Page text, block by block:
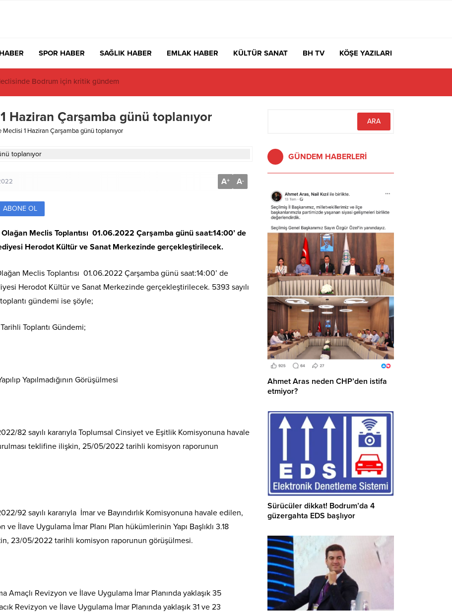
SPOR HABER SAĞLIK HABER EMLAK HABER KÜLTÜR SANAT BH TV KÖŞE YAZILARI
İsmi Var, Cismi Yok: Atatürkçü Düşünce Derneği Pusulayı mı Şaşırdı Yoksa Navigasyon mu Bozuldu?
Haziran Çarşamba günü toplanıyor
Meclisi 1 Haziran Çarşamba günü toplanıyor
A+ A-
ABONE OL
Olağan Meclis Toplantısı 01.06.2022 Çarşamba günü saat:14:00’ de
Herodot Kültür ve Sanat Merkezinde gerçekleştirilecek.
Meclis Toplantısı 01.06.2022 Çarşamba günü saat:14:00’ de
Herodot Kültür ve Sanat Merkezinde gerçekleştirilecek. 5393 sayılı
gündemi ise şöyle;
Toplantı Gündemi;
Yapılmadığının Görüşülmesi
82 sayılı kararıyla Toplumsal Cinsiyet ve Eşitlik Komisyonuna havale
teklifine ilişkin, 25/05/2022 tarihli komisyon raporunun
92 sayılı kararıyla İmar ve Bayındırlık Komisyonuna havale edilen,
İlave Uygulama İmar Planı Plan hükümlerinin Yapı Başlıklı 3.18
23/05/2022 tarihli komisyon raporunun görüşülmesi.
Amaçlı Revizyon ve İlave Uygulama İmar Planında yaklaşık 35
Revizyon ve İlave Uygulama İmar Planında yaklaşık 31 ve 23
GÜNDEM HABERLERİ
Ahmet Aras neden CHP’den istifa
etmiyor?
Sürücüler dikkat! Bodrum’da 4
güzergahta EDS başlıyor